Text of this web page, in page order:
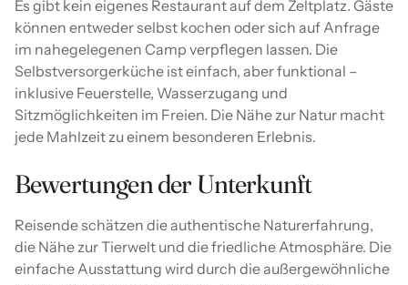
Es gibt kein eigenes Restaurant auf dem Zeltplatz. Gäste
können entweder selbst kochen oder sich auf Anfrage
im nahegelegenen Camp verpflegen lassen. Die
Selbstversorgerküche ist einfach, aber funktional –
inklusive Feuerstelle, Wasserzugang und
Sitzmöglichkeiten im Freien. Die Nähe zur Natur macht
jede Mahlzeit zu einem besonderen Erlebnis.
Bewertungen der Unterkunft
Reisende schätzen die authentische Naturerfahrung,
die Nähe zur Tierwelt und die friedliche Atmosphäre. Die
einfache Ausstattung wird durch die außergewöhnliche